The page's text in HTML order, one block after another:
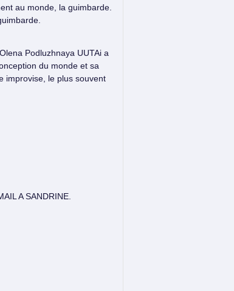
au monde, la guimbarde.
Podluzhnaya UUTAi a
du monde et sa
improvise, le plus souvent
A SANDRINE.